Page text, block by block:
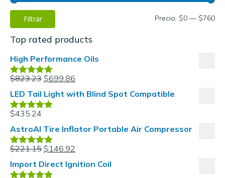
Filtrar Precio: $0 — $760
Top rated products
High Performance Oils
Valorado en
$823.23 $699.86
LED Tail Light with Blind Spot Compatible
Valorado en
$435.24
AstroAI Tire Inflator Portable Air Compressor
Valorado en
$221.15 $146.92
Import Direct Ignition Coil